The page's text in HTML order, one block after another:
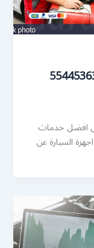
السيارة عند البيت 55445363
افضل خدمات
السيارة عن